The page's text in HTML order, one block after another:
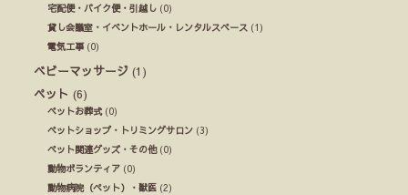
宅配便・バイク便・引越し (0)
貸し会議室・イベントホール・レンタルスペース (1)
電気工事(0)
ベビーマッサージ (1)
ペット (6)
ペットお葬式(0)
ペットショップ・トリミングサロン (3)
ペット関連グッズ・その他(0)
動物ボランティア (0)
動物病院（ペット）・獣医 (2)